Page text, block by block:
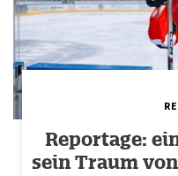
Reportage:
sein Traum